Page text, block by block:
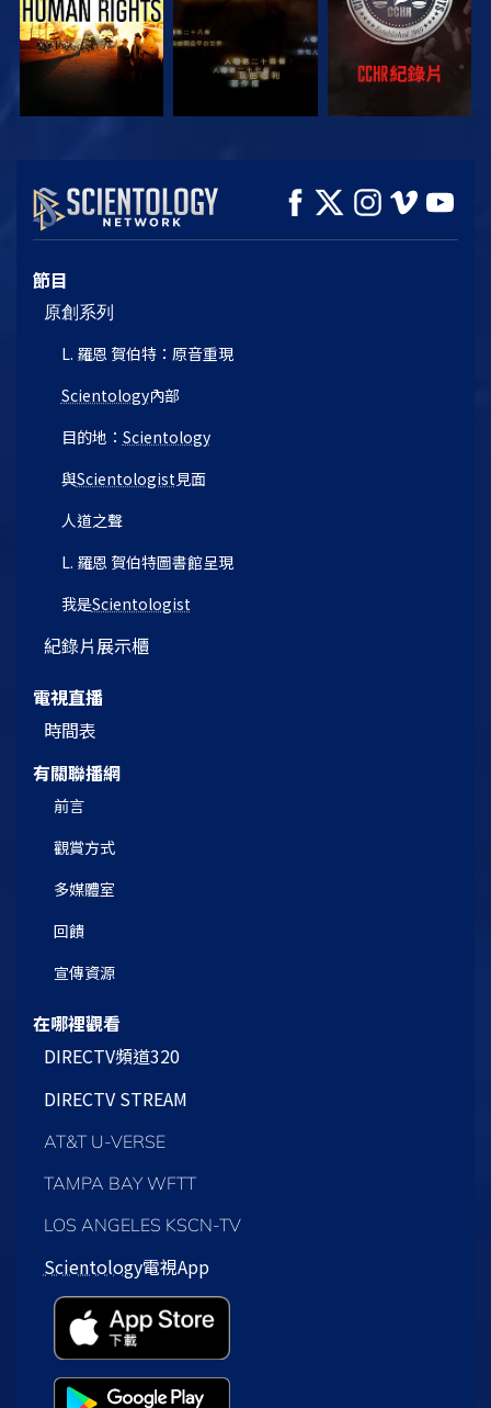
觀看 探索系列節目
節目
原創系列
L. 羅恩 賀伯特：原音重現
Scientology內部
目的地： Scientology
與Scientologist見面
人道之聲
L. 羅恩 賀伯特圖書館呈現
我是Scientologist
紀錄片展示櫃
電視直播
時間表
有關聯播網
前言
觀賞方式
多媒體室
回饋
宣傳資源
在哪裡觀看
DIRECTV頻道320
DIRECTV STREAM
AT&T U-VERSE
TAMPA BAY WFTT
LOS ANGELES KSCN-TV
Scientology電視App